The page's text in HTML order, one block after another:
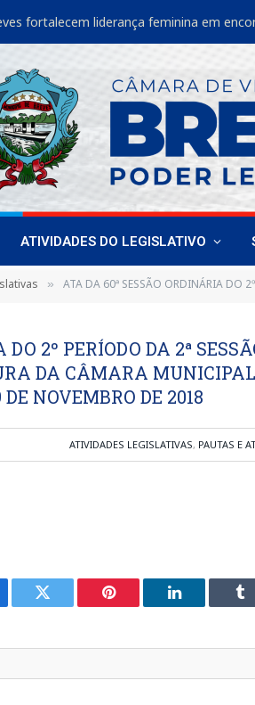
ATIVIDADES DO LEGISLATIVO
» ATA DA 60ª SESSÃO ORDINÁRIA DO 2º PERÍODO DA 2ª
2º PERÍODO DA 2ª
DA CÂMARA
NOVEMBRO DE 2018
ATIVIDADES LEGISLATIVAS, PAUTAS E
Twitter Pinterest LinkedIn